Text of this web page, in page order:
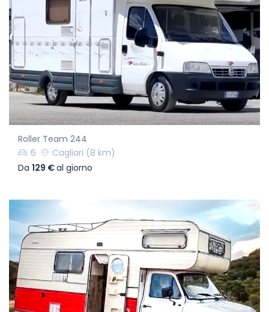
Roller Team 244
6
Cagliari (8 km)
Da 129 €al giorno